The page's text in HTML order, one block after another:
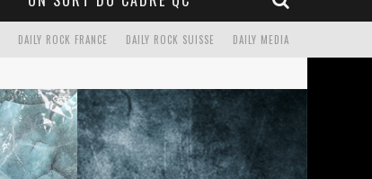
DAILY MEDIA
DAILY ROCK SUISSE
DAILY ROCK FRANCE